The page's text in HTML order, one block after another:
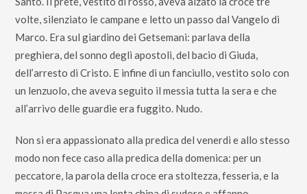
volte, silenziato le campane e letto un passo dal Vangelo di
Marco. Era sul giardino dei Getsemani: parlava della
preghiera, del sonno degli apostoli, del bacio di Giuda,
dell’arresto di Cristo. E infine di un fanciullo, vestito solo con
un lenzuolo, che aveva seguito il messia tutta la sera e che
all’arrivo delle guardie era fuggito. Nudo.
Non si era appassionato alla predica del venerdì e allo stesso
modo non fece caso alla predica della domenica: per un
peccatore, la parola della croce era stoltezza, fesseria, e la